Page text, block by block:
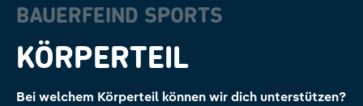
BAUERFEIND SPORTS
KÖRPERTEIL
Bei welchem Körperteil können wir dich unterstützen?